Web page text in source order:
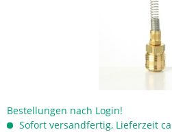
Bestellungen nach Login!
Sofort versandfertig, Lieferzeit